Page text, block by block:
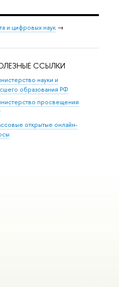
и цифровых наук →
ССЫЛКИ
науки и
образования РФ
просвещения
открытые онлайн-